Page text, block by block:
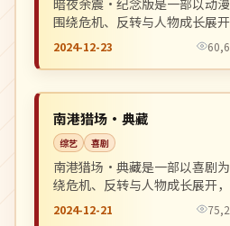
围绕危机、反转与人物成长展
得推荐观看。
2024-12-23
韩国
南港猎场·典藏
综艺 喜剧
南港猎场·典藏是一部以喜剧
绕危机、反转与人物成长展开
推荐观看。
2024-12-21